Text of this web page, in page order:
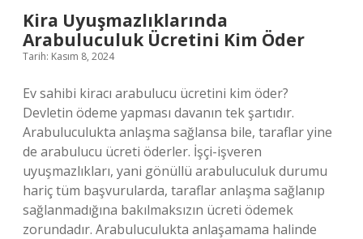
Kira Uyuşmazlıklarında
Arabuluculuk Ücretini Kim Öder
Tarih: Kasım 8, 2024
Ev sahibi kiracı arabulucu ücretini kim öder?
Devletin ödeme yapması davanın tek şartıdır.
Arabuluculukta anlaşma sağlansa bile, taraflar yine
de arabulucu ücreti öderler. İşçi-işveren
uyuşmazlıkları, yani gönüllü arabuluculuk durumu
hariç tüm başvurularda, taraflar anlaşma sağlanıp
sağlanmadığına bakılmaksızın ücreti ödemek
zorundadır. Arabuluculukta anlaşamama halinde